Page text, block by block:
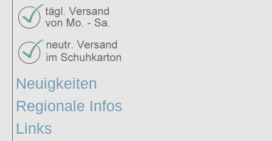
Neuigkeiten
Regionale Infos
Links